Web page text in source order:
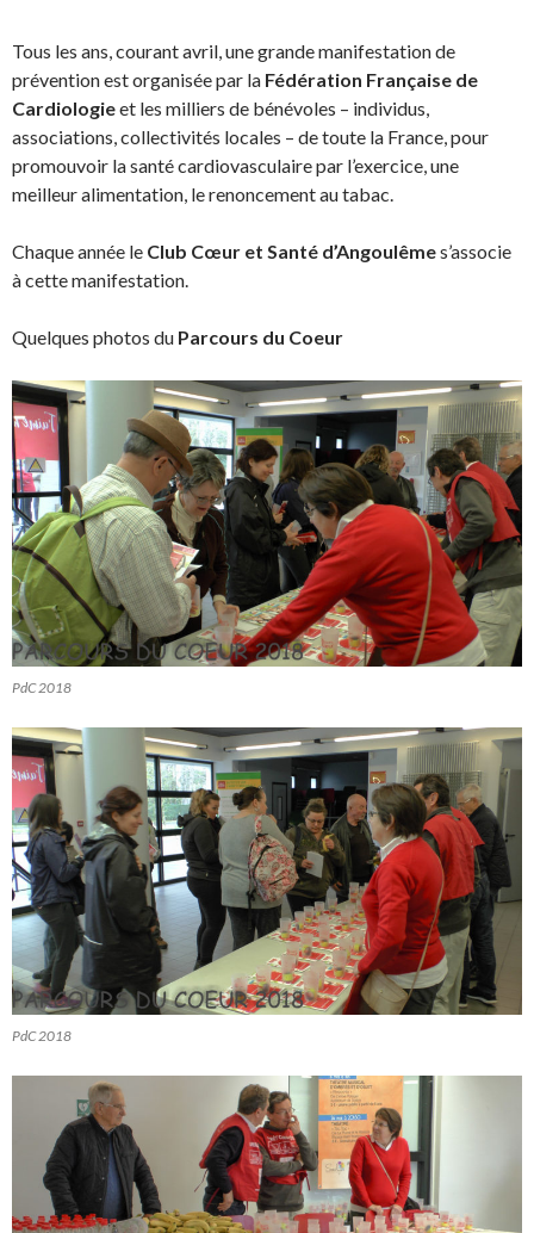
Tous les ans, courant avril, une grande manifestation de
prévention est organisée par la Fédération Française de
Cardiologieet les milliers de bénévoles – individus,
associations, collectivités locales – de toute la France, pour
promouvoir la santé cardiovasculaire par l’exercice, une
meilleur alimentation, le renoncement au tabac.
Chaque année le Club Cœur et Santé d’Angoulêmes’associe
à cette manifestation.
Quelques photos du Parcours du Coeur
PdC 2018
PdC 2018